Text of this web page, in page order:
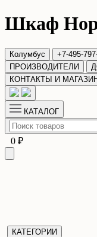
Шкаф
Колумбус
+7-495-
ПРОИЗВОДИТЕЛИ
КОНТАКТЫ И
КАТАЛОГ
0 ₽
КАТЕГОРИИ